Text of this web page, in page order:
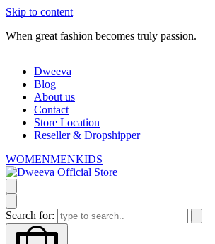
Skip to content
When great fashion becomes truly passion.
Dweeva
Blog
About us
Contact
Store Location
Reseller & Dropshipper
WOMENMENKIDS
Search for: